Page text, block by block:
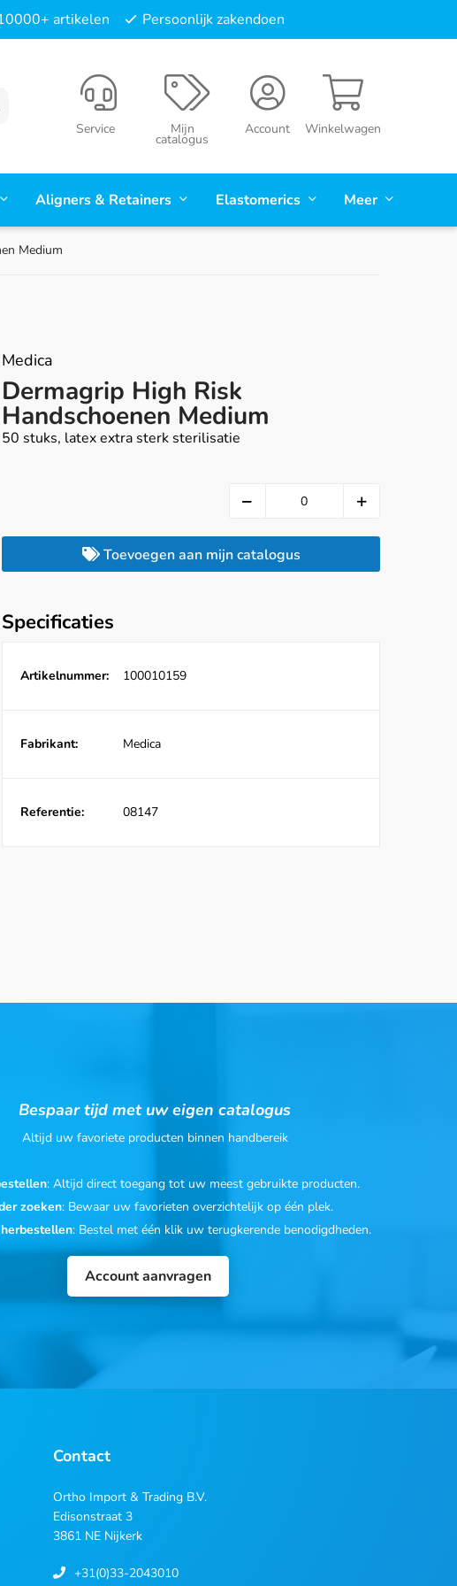
artikelen Persoonlijk zakendoen
Winkelwagen
Account
Mijn
catalogus
Service
Aligners & Retainers Elastomerics Meer
Medium
Medica
Dermagrip High Risk
Handschoenen Medium
50 stuks, latex extra sterk sterilisatie
Toevoegen aan mijn catalogus
Specificaties
Artikelnummer: 100010159
Fabrikant: Medica
Referentie: 08147
Bespaar tijd met uw eigen catalogus
Altijd uw favoriete producten binnen handbereik
: Altijd direct toegang tot uw meest gebruikte producten.
zoeken: Bewaar uw favorieten overzichtelijk op één plek.
: Bestel met één klik uw terugkerende benodigdheden.
Account aanvragen
Contact
Ortho Import & Trading B.V.
Edisonstraat 3
3861 NE Nijkerk
+31(0)33-2043010